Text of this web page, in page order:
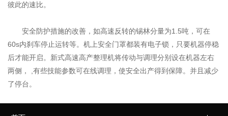
彼此的速比。
安全防护措施的改善，如高速反转的锡林分量为1.5吨，可在
60s内刹车停止运转等。机上安全门罩都装有电子锁，只要机器停稳
后才能开启。新式高速高产整理机将传动与调理分别设在机器左右
两侧， ,有些技能参数可在线调理，使安全出产得到保障。并且减少
了停台。